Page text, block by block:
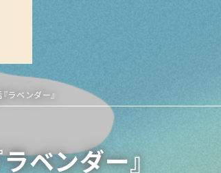
ラベンダー』
ベンダー』